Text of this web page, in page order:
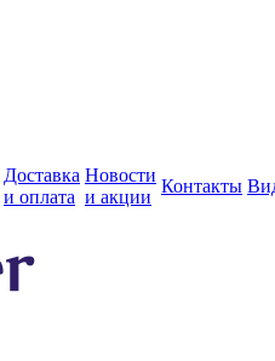
Доставка
и оплата
Новости
и акции
Контакты